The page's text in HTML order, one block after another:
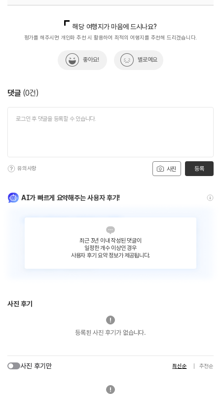
해당 여행지가 마음에 드시나요?
평가를 해주시면 개인화 추천 시 활용하여 최적의 여행지를 추천해 드리겠습니다.
좋아요! 별로예요
댓글 (0건)
사진
유의사항 등록
AI가 빠르게 요약해주는 사용자 후기!
최근 3년 이내 작성된 댓글이
일정한 개수 이상인 경우
사용자 후기 요약 정보가 제공됩니다.
사진 후기
등록된 사진 후기가 없습니다.
사진 후기만 최신순 추천순